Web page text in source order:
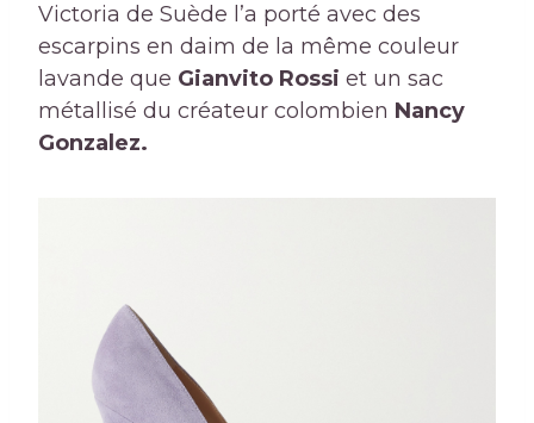
Victoria de Suède l’a porté avec des
escarpins en daim de la même couleur
lavande que Gianvito Rossi et un sac
métallisé du créateur colombien Nancy
Gonzalez.